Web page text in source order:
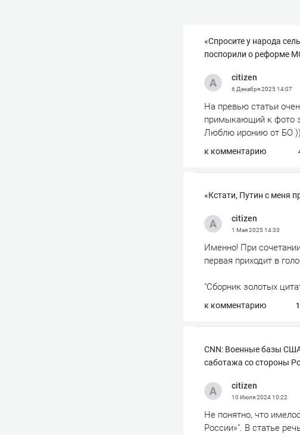
«Спросите у народа
поспорили о реформе
сitizen
6 Декабря 202514:07
На превью статьи
примыкающий к фото
Люблю иронию от БО ))
к комментарию
«Кстати, Путин с меня
сitizen
1 Мая 202514:33
Именно! При
первая приходит в
"Сборник золотых
к комментарию
CNN: Военные базы
саботажа со стороны
сitizen
10 Июля 202410:22
Не понятно, что
России»". В статье